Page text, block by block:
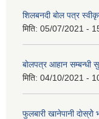
शिलबनदी बाेल पत्र
मिति: 05/07/2021 -
बाेलपत्र आहान सम्बन्धी
मिति: 04/10/2021 -
फुलबारी खानेपानी